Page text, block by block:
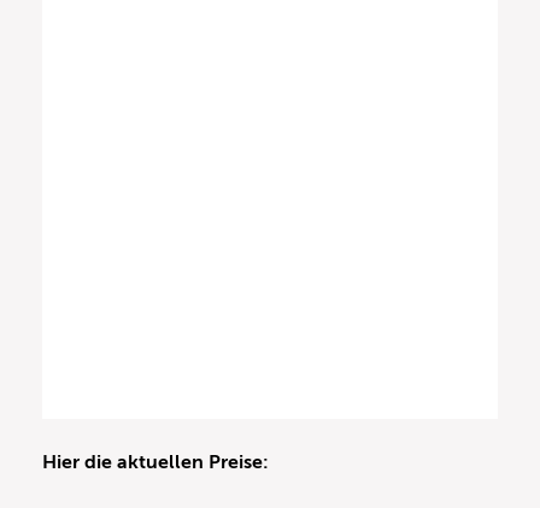
Hier die aktuellen Preise: